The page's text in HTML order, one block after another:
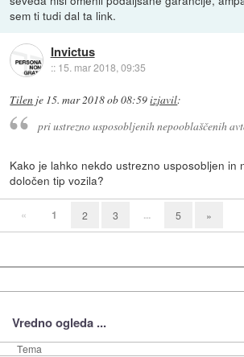
sem ti tudi dal ta link.
Invictus
:: 15. mar 2018, 09:35
Tilen je 15. mar 2018 ob 08:59izjavil:
pri ustrezno usposobljenih nepooblaščenih
Kako je lahko nekdo ustrezno usposobljen in
določen tip vozila?
« 1 2 3 ... 5 »
Vredno ogleda ...
Tema